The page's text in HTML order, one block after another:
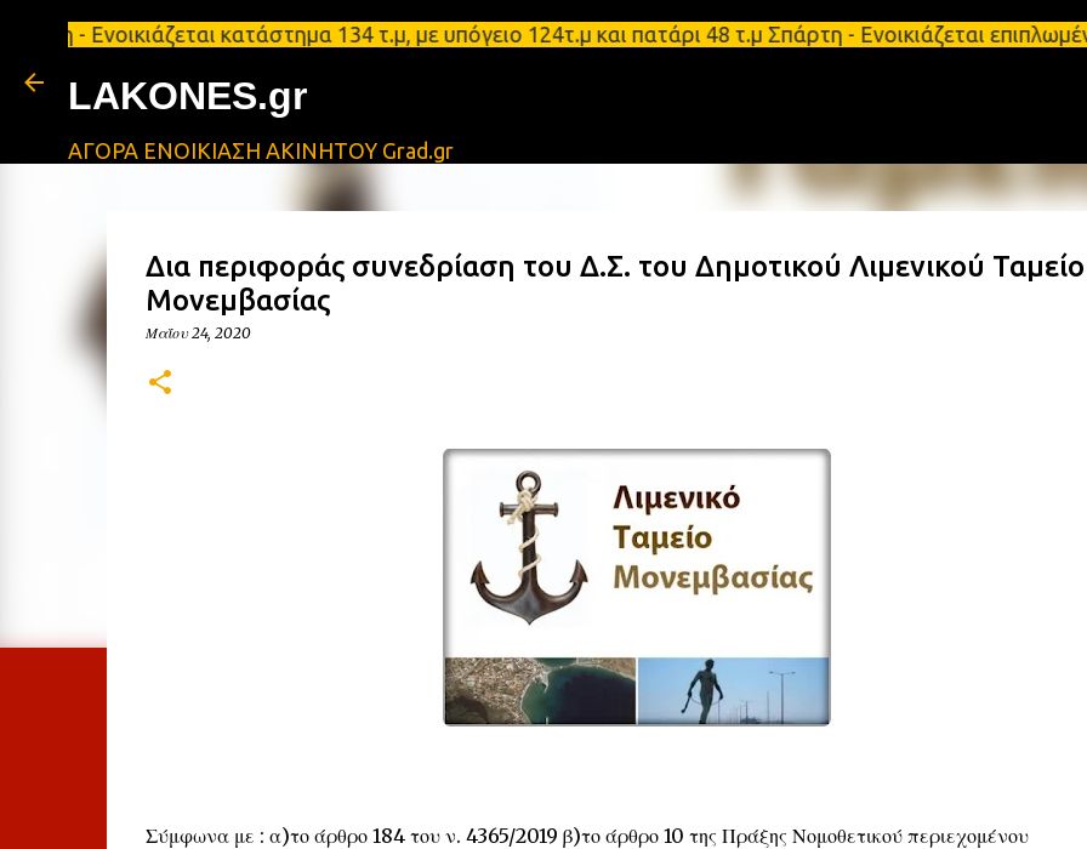
Μετάβαση στο κύριο περιεχόμενο
Ενοικιάζεται κατάστημα 134 τ.μ, με υπόγειο 124τ.μ και πατάρι 48 τ.μ Σπάρτη - Ενοικιάζεται
LAKONES.gr
ΑΓΟΡΑ ΕΝΟΙΚΙΑΣΗ ΑΚΙΝΗΤΟΥ Grad.gr
Δια περιφοράς συνεδρίαση του Δ.Σ. του Δημοτικού Λιμενικού
Μονεμβασίας
Μαΐου 24, 2020
Σύμφωνα με : α)το άρθρο 184 του ν. 4365/2019 β)το άρθρο 10 της Πράξης Νομοθετικού περιεχομένου